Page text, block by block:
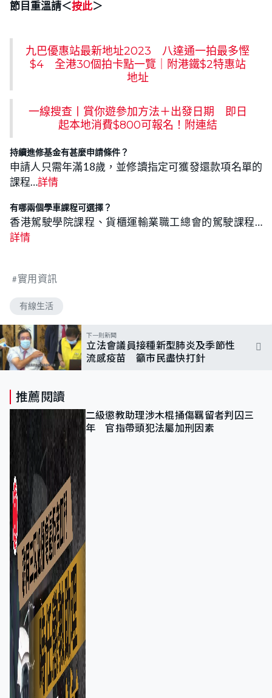
節目重溫請＜按此＞
九巴優惠站最新地址2023 八達通一拍最多慳
$4 全港30個拍卡點一覽｜附港鐵$2特惠站
地址
一線搜查丨賞你遊參加方法＋出發日期 即日
起本地消費$800可報名！附連結
持續進修基金有甚麼申請條件？
申請人只需年滿18歲，並修讀指定可獲發還款項名單的
課程…詳情
有哪兩個學車課程可選擇？
香港駕駛學院課程、貨櫃運輸業職工總會的駕駛課程…
詳情
實用資訊
有線生活
下一則新聞
立法會議員接種新型肺炎及季節性
流感疫苗 籲市民盡快打針
推薦閱讀
二級懲教助理涉木棍捅傷羈留者判囚三
年 官指帶頭犯法屬加刑因素